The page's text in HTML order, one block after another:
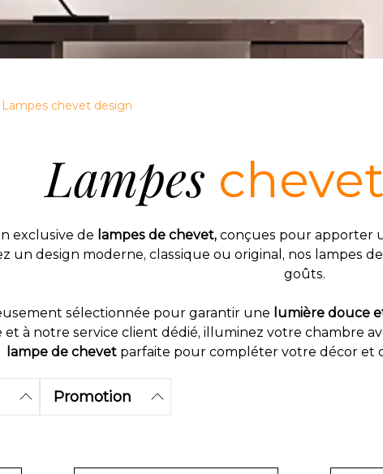
Lampes chevet design
Lampes
exclusive de lampes de chevet, conçues pour apporter
un design moderne, classique ou original, nos lampes
goûts.
sélectionnée pour garantir une lumière douce
à notre service client dédié, illuminez votre chambre
lampe de chevet parfaite pour compléter votre décor et
Promotion